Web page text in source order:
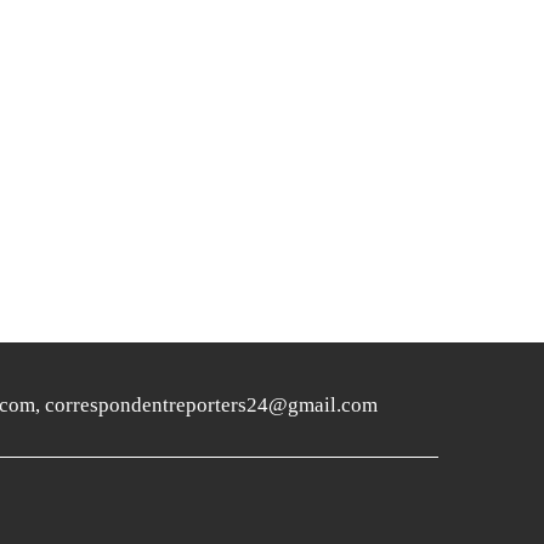
correspondentreporters24@gmail.com